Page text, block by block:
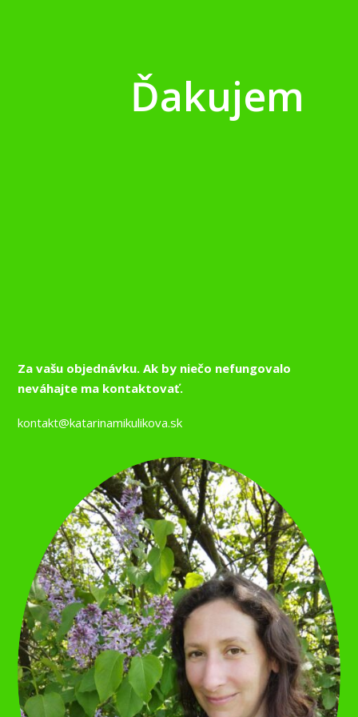
Ďakujem
Za vašu objednávku. Ak by niečo nefungovalo
neváhajte ma kontaktovať.
kontakt@katarinamikulikova.sk